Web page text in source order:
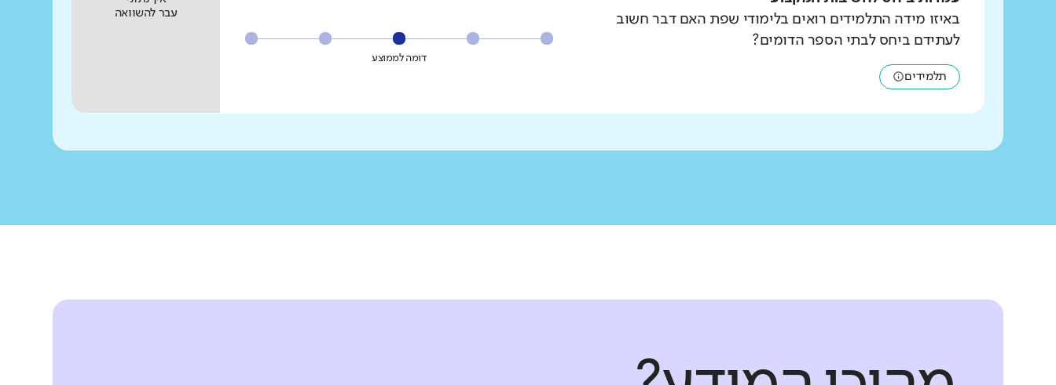
באיזו מידה התלמידים רואים בלימודי שפת האם דבר חשוב
לעתידם ביחס לבתי הספר הדומים?
תלמידים
דומה לממוצע
עבר להשוואה